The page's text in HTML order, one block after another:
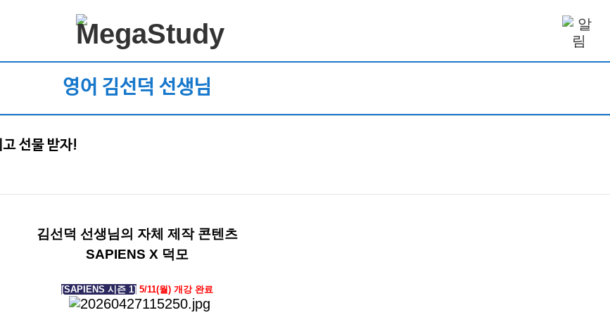
영어 김선덕 선생님
선물 받자!
김선덕 선생님의 자체 제작 콘텐츠
SAPIENS X 덕모
[SAPIENS 시즌 1] 5/11(월) 개강 완료